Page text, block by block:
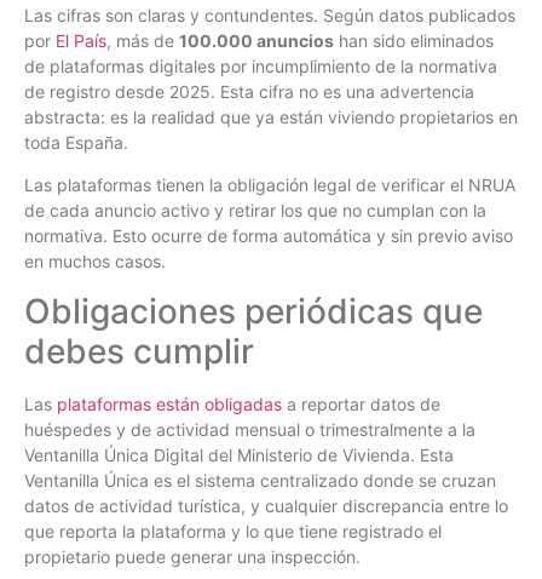
Las cifras son claras y contundentes. Según datos publicados
por El País, más de 100.000 anuncios han sido eliminados
de plataformas digitales por incumplimiento de la normativa
de registro desde 2025. Esta cifra no es una advertencia
abstracta: es la realidad que ya están viviendo propietarios en
toda España.
Las plataformas tienen la obligación legal de verificar el NRUA
de cada anuncio activo y retirar los que no cumplan con la
normativa. Esto ocurre de forma automática y sin previo aviso
en muchos casos.
Obligaciones periódicas que
debes cumplir
Las plataformas están obligadas a reportar datos de
huéspedes y de actividad mensual o trimestralmente a la
Ventanilla Única Digital del Ministerio de Vivienda. Esta
Ventanilla Única es el sistema centralizado donde se cruzan
datos de actividad turística, y cualquier discrepancia entre lo
que reporta la plataforma y lo que tiene registrado el
propietario puede generar una inspección.